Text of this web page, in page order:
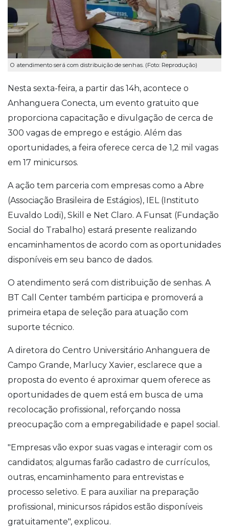
O atendimento será com distribuição de senhas. (Foto: Reprodução)
Nesta sexta-feira, a partir das 14h, acontece o
Anhanguera Conecta, um evento gratuito que
proporciona capacitação e divulgação de cerca de
300 vagas de emprego e estágio. Além das
oportunidades, a feira oferece cerca de 1,2 mil vagas
em 17 minicursos.
A ação tem parceria com empresas como a Abre
(Associação Brasileira de Estágios), IEL (Instituto
Euvaldo Lodi), Skill e Net Claro. A Funsat (Fundação
Social do Trabalho) estará presente realizando
encaminhamentos de acordo com as oportunidades
disponíveis em seu banco de dados.
O atendimento será com distribuição de senhas. A
BT Call Center também participa e promoverá a
primeira etapa de seleção para atuação com
suporte técnico.
A diretora do Centro Universitário Anhanguera de
Campo Grande, Marlucy Xavier, esclarece que a
proposta do evento é aproximar quem oferece as
oportunidades de quem está em busca de uma
recolocação profissional, reforçando nossa
preocupação com a empregabilidade e papel social.
"Empresas vão expor suas vagas e interagir com os
candidatos; algumas farão cadastro de currículos,
outras, encaminhamento para entrevistas e
processo seletivo. E para auxiliar na preparação
profissional, minicursos rápidos estão disponíveis
gratuitamente", explicou.